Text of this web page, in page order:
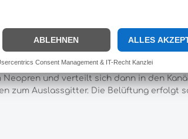
Gel Vento Rear
Gamasche, die eine doppelte
und verteilt sich dann in den
zum Auslassgitter. Die Belüftung erfolgt